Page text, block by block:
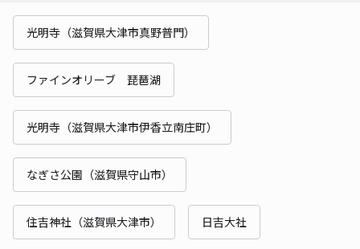
光明寺（滋賀県大津市真野普門）
ファインオリーブ 琵琶湖
光明寺（滋賀県大津市伊香立南庄町）
なぎさ公園（滋賀県守山市）
住吉神社（滋賀県大津市） 日吉大社